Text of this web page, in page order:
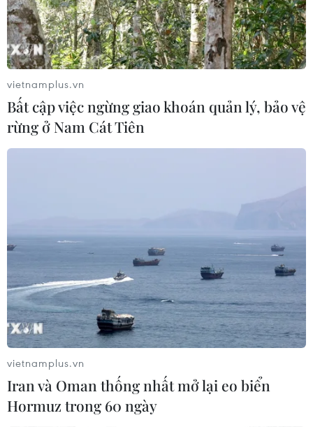
vietnamplus.vn
Bất cập việc ngừng giao khoán quản lý, bảo vệ
rừng ở Nam Cát Tiên
vietnamplus.vn
Iran và Oman thống nhất mở lại eo biển
Hormuz trong 60 ngày